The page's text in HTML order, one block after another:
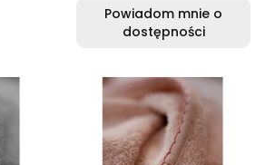
Powiadom mnie o
dostępności